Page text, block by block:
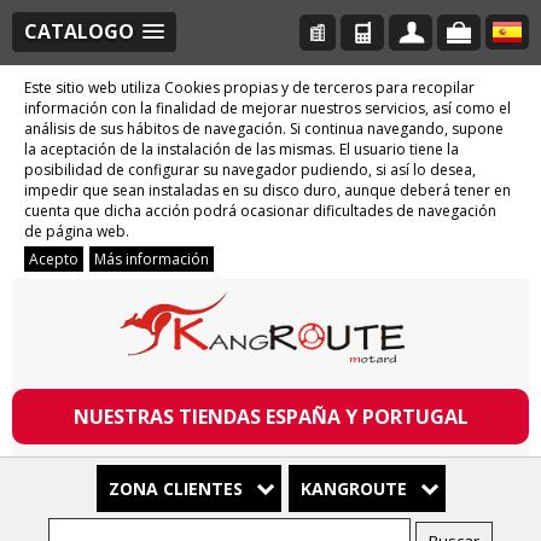
CATALOGO
Este sitio web utiliza Cookies propias y de terceros para recopilar
información con la finalidad de mejorar nuestros servicios, así como el
análisis de sus hábitos de navegación. Si continua navegando, supone
la aceptación de la instalación de las mismas. El usuario tiene la
posibilidad de configurar su navegador pudiendo, si así lo desea,
impedir que sean instaladas en su disco duro, aunque deberá tener en
cuenta que dicha acción podrá ocasionar dificultades de navegación
de página web.
Acepto
Más información
NUESTRAS TIENDAS ESPAÑA Y PORTUGAL
ZONA CLIENTES KANGROUTE